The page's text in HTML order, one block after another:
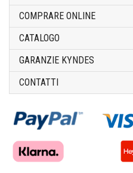
COMPRARE ONLINE
CATALOGO
GARANZIE KYNDES
CONTATTI